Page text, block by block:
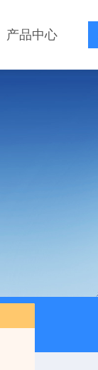
产品中心